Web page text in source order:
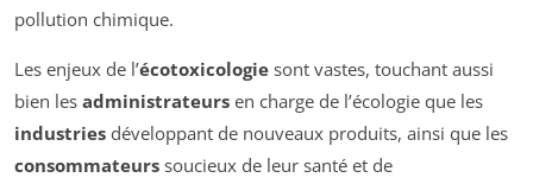
pollution chimique.
Les enjeux de l’écotoxicologie sont vastes, touchant aussi
bien les administrateurs en charge de l’écologie que les
industries développant de nouveaux produits, ainsi que les
consommateurs soucieux de leur santé et de